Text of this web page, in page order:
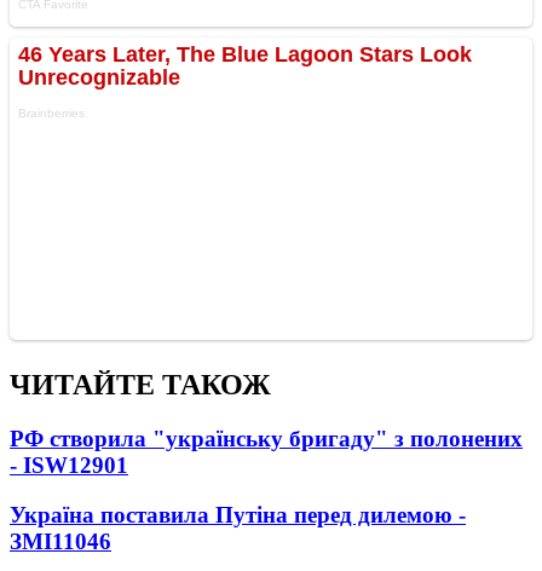
ЧИТАЙТЕ ТАКОЖ
РФ створила "українську бригаду" з полонених
- ISW12901
Україна поставила Путіна перед дилемою -
ЗМІ11046